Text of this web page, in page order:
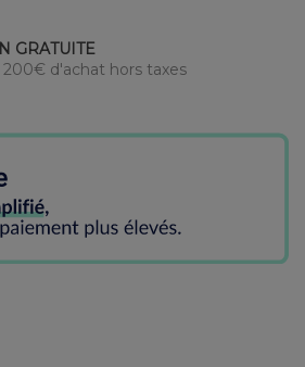
GRATUITE
d'achat hors taxes